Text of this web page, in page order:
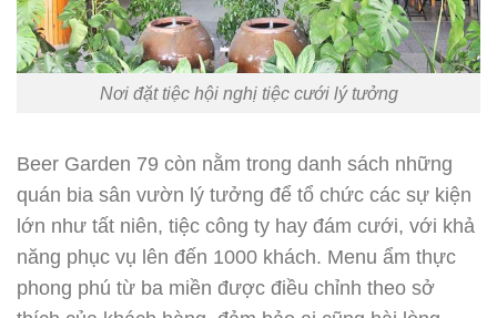
Nơi đặt tiệc hội nghị tiệc cưới lý tưởng
Beer Garden 79 còn nằm trong danh sách những
quán bia sân vườn lý tưởng để tổ chức các sự kiện
lớn như tất niên, tiệc công ty hay đám cưới, với khả
năng phục vụ lên đến 1000 khách. Menu ẩm thực
phong phú từ ba miền được điều chỉnh theo sở